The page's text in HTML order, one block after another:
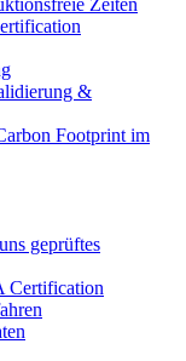
Zeiten
&
Footprint im
geprüftes
Certification